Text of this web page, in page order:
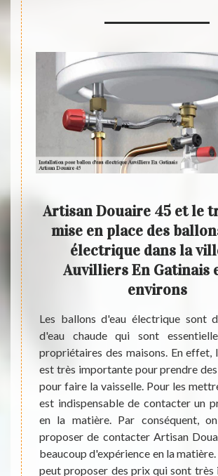
à
effet,
des
ces
des
de
ces
des
Artisan Douaire 45 et le
mise en place des
électrique dans la
Auvilliers En Gatinais
environs
Les ballons d'eau électrique sont
d'eau chaude qui sont
propriétaires des maisons. En effet,
est très importante pour prendre
pour faire la vaisselle. Pour les
est indispensable de contacter un
en la matière. Par conséquent,
proposer de contacter Artisan
beaucoup d'expérience en la
peut proposer des prix qui sont très